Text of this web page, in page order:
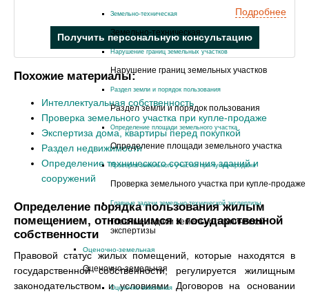
Земельно-техническая
Земельно-техническая
Нарушение границ земельных участков
Нарушение границ земельных участков
Раздел земли и порядок пользования
Раздел земли и порядок пользования
Определение площади земельного участка
Определение площади земельного участка
Проверка земельного участка при купле-продаже
Проверка земельного участка при купле-продаже
Главные задачи земельно-технической экспертизы
Главные задачи земельно-технической
экспертизы
Оценочно-земельная
Оценочно-земельная
Оценочно-земельная
Подробнее
Получить персональную консультацию
Похожие материалы:
Интеллектуальная собственность
Проверка земельного участка при купле-продаже
Экспертиза дома, квартиры перед покупкой
Раздел недвижимости
Определение технического состояния зданий и
сооружений
Определение порядка пользования жилым
помещением, относящимся к государственной
собственности
Правовой статус жилых помещений, которые находятся в
государственной собственности, регулируется жилищным
законодательством и условиями Договоров на основании